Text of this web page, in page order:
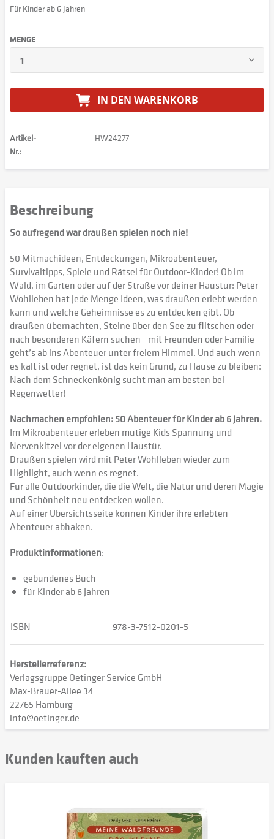
Für Kinder ab 6 Jahren
MENGE
IN DEN WARENKORB
Artikel-
Nr.:
HW24277
Beschreibung
So aufregend war draußen spielen noch nie!
50 Mitmachideen, Entdeckungen, Mikroabenteuer,
Survivaltipps, Spiele und Rätsel für Outdoor-Kinder! Ob im
Wald, im Garten oder auf der Straße vor deiner Haustür: Peter
Wohlleben hat jede Menge Ideen, was draußen erlebt werden
kann und welche Geheimnisse es zu entdecken gibt. Ob
draußen übernachten, Steine über den See zu flitschen oder
nach besonderen Käfern suchen - mit Freunden oder Familie
geht’s ab ins Abenteuer unter freiem Himmel. Und auch wenn
es kalt ist oder regnet, ist das kein Grund, zu Hause zu bleiben:
Nach dem Schneckenkönig sucht man am besten bei
Regenwetter!
Nachmachen empfohlen: 50 Abenteuer für Kinder ab 6 Jahren.
Im Mikroabenteuer erleben mutige Kids Spannung und
Nervenkitzel vor der eigenen Haustür.
Draußen spielen wird mit Peter Wohlleben wieder zum
Highlight, auch wenn es regnet.
Für alle Outdoorkinder, die die Welt, die Natur und deren Magie
und Schönheit neu entdecken wollen.
Auf einer Übersichtsseite können Kinder ihre erlebten
Abenteuer abhaken.
Produktinformationen:
gebundenes Buch
für Kinder ab 6 Jahren
ISBN 978-3-7512-0201-5
Herstellerreferenz:
Verlagsgruppe Oetinger Service GmbH
Max-Brauer-Allee 34
22765 Hamburg
info@oetinger.de
Kunden kauften auch